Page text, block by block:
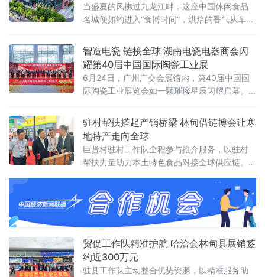
当盛夏的风拂过九龙江畔，这座中国休闲食品
名城便如约进入“食博时间”，烘焙的香气从车间
商亦闻香而至——龙海，再一次以食为媒，链
接全球。7月17-19日，第七届福建漳州（龙
海）食品博览会将如约而至！
智造电瓷 链接全球 湖南电瓷电器商会闪
耀第40届中国国际陶瓷工业展
6月24日，广州广交会展馆内，第40届中国国
际陶瓷工业展览会如一颗璀璨星辰闪耀启幕。
以强大的吸引力，汇聚了来自20多个国家以及
国内800余家优质陶瓷企业。展会现场，前沿技
术琳琅满目，全方位地展现了陶瓷智能制造与
绿色生产全链条的创新成果，生动描绘着中国
陶瓷产业四十载波澜壮阔、砥砺前行的转型升
级历程。在这场盛会中，湖南省电瓷电器
驻村帮扶搭起产销桥梁 林甸借链博会让寒
地特产走向全球
巨贤村驻村工作队全程参与推介服务，以驻村
帮扶力量助力本土特色食品对接全球供应链。
土、地热、湿地优质资源，本次展出绿色粮
油、深加工乳品、特色果蔬三类寒地好物。参
展前期，国家贸促会驻林甸帮扶团队筛选优质
农
贸促工作队精准护航 哈洽会林甸县展销签
约近300万元
驻县工作队主动整合优势资源，以精准服务助